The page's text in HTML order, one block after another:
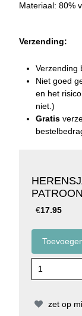
Materiaal: 80%
Verzending:
Verzending
Niet goed
en het
niet.)
Gratis
€17.95
zet op